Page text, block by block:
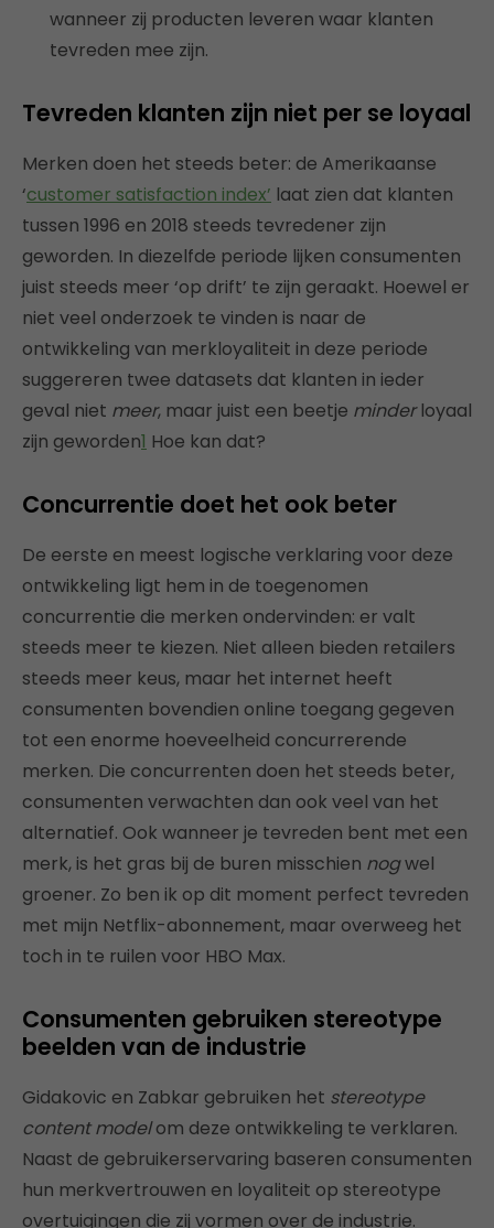
wanneer zij producten leveren waar klanten
tevreden mee zijn.
Tevreden klanten zijn niet per se loyaal
Merken doen het steeds beter: de Amerikaanse
‘customer satisfaction index’ laat zien dat klanten
tussen 1996 en 2018 steeds tevredener zijn
geworden. In diezelfde periode lijken consumenten
juist steeds meer ‘op drift’ te zijn geraakt. Hoewel er
niet veel onderzoek te vinden is naar de
ontwikkeling van merkloyaliteit in deze periode
suggereren twee datasets dat klanten in ieder
geval niet meer, maar juist een beetje minderloyaal
zijn geworden1 Hoe kan dat?
Concurrentie doet het ook beter
De eerste en meest logische verklaring voor deze
ontwikkeling ligt hem in de toegenomen
concurrentie die merken ondervinden: er valt
steeds meer te kiezen. Niet alleen bieden retailers
steeds meer keus, maar het internet heeft
consumenten bovendien online toegang gegeven
tot een enorme hoeveelheid concurrerende
merken. Die concurrenten doen het steeds beter,
consumenten verwachten dan ook veel van het
alternatief. Ook wanneer je tevreden bent met een
merk, is het gras bij de buren misschien nogwel
groener. Zo ben ik op dit moment perfect tevreden
met mijn Netflix-abonnement, maar overweeg het
toch in te ruilen voor HBO Max.
Consumenten gebruiken stereotype
beelden van de industrie
Gidakovic en Zabkar gebruiken het stereotype
content modelom deze ontwikkeling te verklaren.
Naast de gebruikerservaring baseren consumenten
hun merkvertrouwen en loyaliteit op stereotype
overtuigingen die zij vormen over de industrie.